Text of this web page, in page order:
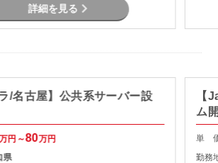
詳細を見る
/名古屋】公共系サーバー設
円～80万円
県
【
ム
単
勤務